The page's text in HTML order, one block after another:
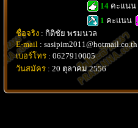
14 คะแนน
1 คะแนน
ชื่อจริง : กิติชัย พรมนวล
E-mail : sasipim2011@hotmail.co.th
เบอร์โทร : 0627910005
วันสมัคร : 20 ตุลาคม 2556